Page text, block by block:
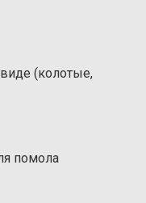
(колотые,
помола